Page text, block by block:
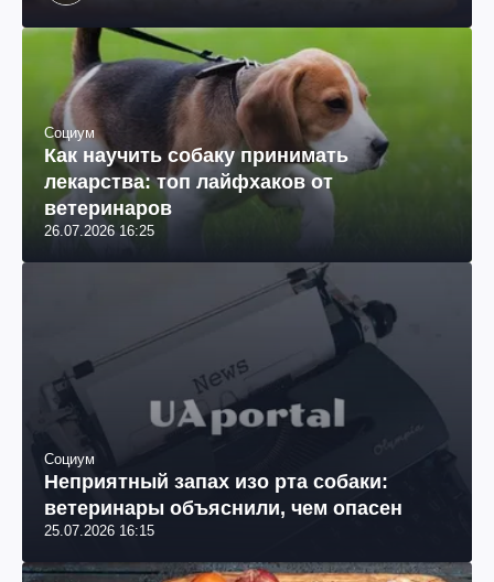
Социум
Как научить собаку принимать
лекарства: топ лайфхаков от
ветеринаров
26.07.2026 16:25
Социум
Неприятный запах изо рта собаки:
ветеринары объяснили, чем опасен
25.07.2026 16:15